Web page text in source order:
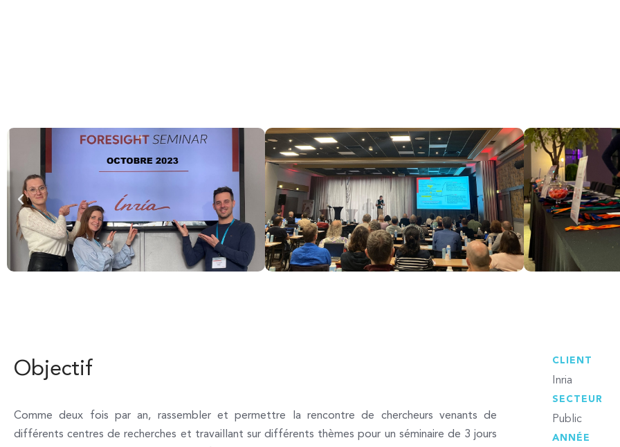
Objectif
Comme deux fois par an, rassembler et permettre la rencontre de chercheurs venants de
différents centres de recherches et travaillant sur différents thèmes pour un séminaire de 3 jours
CLIENT
Inria
SECTEUR
Public
ANNÉE